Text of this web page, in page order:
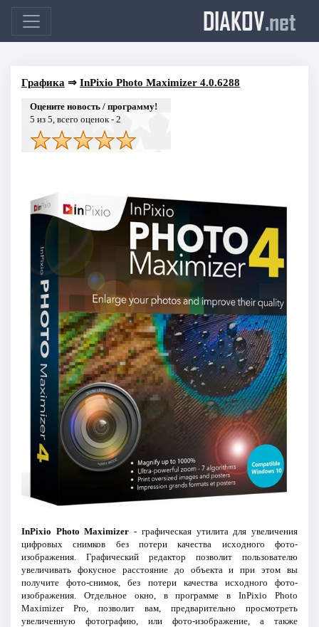
DIAKOV.net
Графика ⇒ InPixio Photo Maximizer 4.0.6288
Оцените новость / программу!
5 из 5, всего оценок - 2
InPixio Photo Maximizer - графическая утилита для увеличения
цифровых снимков без потери качества исходного фото-
изображения. Графический редактор позволит пользователю
увеличивать фокусное расстояние до объекта и при этом вы
получите фото-снимок, без потери качества исходного фото-
изображения. Отдельное окно, в программе в InPixio Photo
Maximizer Pro, позволит вам, предварительно просмотреть
увеличенную фотографию, или фото-изображение, а также